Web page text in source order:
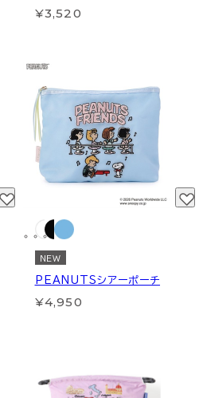
¥3,520
NEW
PEANUTSシアーポーチ
¥4,950